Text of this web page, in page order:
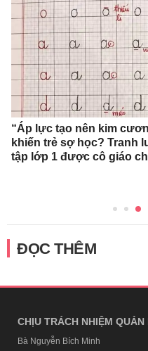
“Áp lực tạo nên kim
khiến trẻ sợ học? Tranh
tập lớp 1 được cô giáo
ĐỌC THÊM
CHỊU TRÁCH NHIỆM QUẢN
Bà Nguyễn Bích Minh